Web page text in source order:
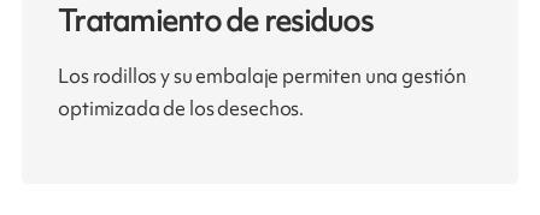
Tratamiento de residuos
Los rodillos y su embalaje permiten una gestión
optimizada de los desechos.